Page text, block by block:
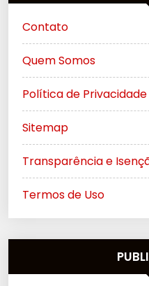
Contato
Quem Somos
Política de Privacidade
Sitemap
Transparência e
Termos de Uso